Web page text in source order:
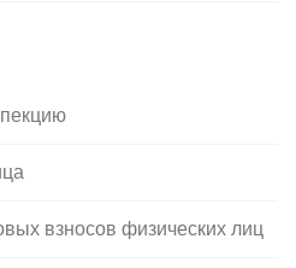
взносов физических лиц